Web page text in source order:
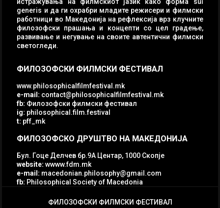
истражувања на филмскиот јазик како форма sui
generis и да ги охрабри младите режисери и филмски
работници во Македонија на рефлексија врз клучните
филозофски прашања и концепти со цел градење,
развивање и негување на своите автентични филмски
светогледи.
ФИЛОЗОФСКИ ФИЛМСКИ ФЕСТИВАЛ
www.philosophicalfilmfestival.mk
e-mail: contact@philosophicalfilmfestival.mk
fb: Филозофски филмски фестивал
ig: philosophical.film.festival
t: pff_mk
ФИЛОЗОФСКО ДРУШТВО НА МАКЕДОНИЈА
Бул. Гоце Делчев бр.9А Центар, 1000 Скопје
website: wwww.fdm.mk
e-mail: macedonian.philosophy@gmail.com
fb: Philosophical Society of Macedonia
ФИЛОЗОФСКИ ФИЛМСКИ ФЕСТИВАЛ